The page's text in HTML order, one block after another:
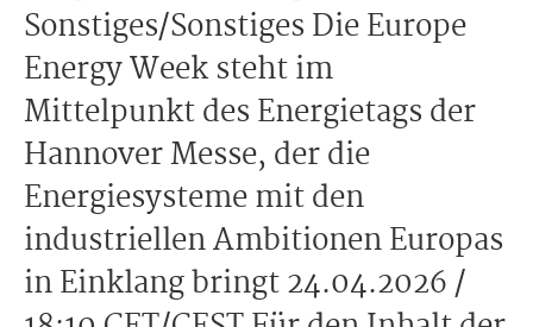
Sonstiges/Sonstiges Die Europe
Energy Week steht im
Mittelpunkt des Energietags der
Hannover Messe, der die
Energiesysteme mit den
industriellen Ambitionen Europas
in Einklang bringt 24.04.2026 /